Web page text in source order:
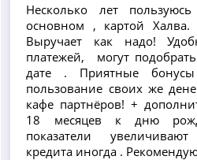
Несколько лет
основном , картой Халва.
Выручает как надо!
платежей, могут
дате . Приятные
пользование своих же
кафе партнёров! +
18 месяцев к дню
показатели
кредита иногда .